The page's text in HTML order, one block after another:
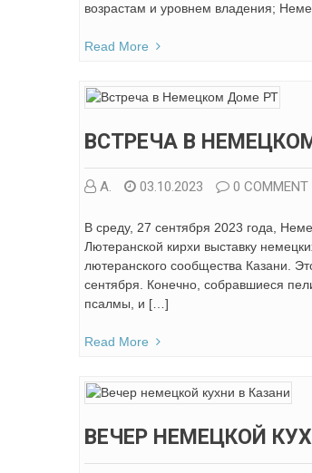
возрастам и уровнем владения;
Read More
ВСТРЕЧА В
А. 03.10.2023 0 COMMENT
В среду, 27 сентября 2023 года,
Лютеранской кирхи выставку
лютеранского сообщества Казани.
сентября. Конечно, собравшиеся
псалмы, и […]
Read More
ВЕЧЕР НЕМЕЦКОЙ